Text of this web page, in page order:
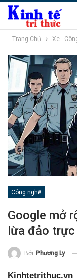
Trang Chủ Xe -
Công nghệ
Google mở
lừa đảo
Bởi Phương Ly